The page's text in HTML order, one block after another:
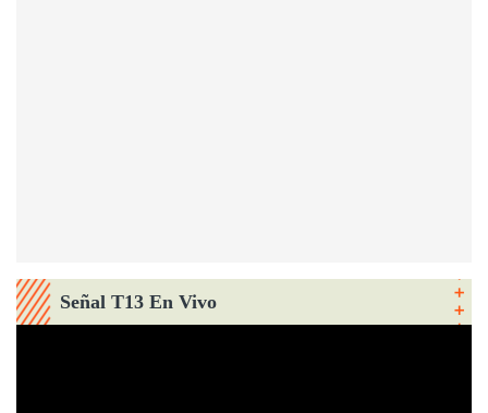
Señal T13 En Vivo